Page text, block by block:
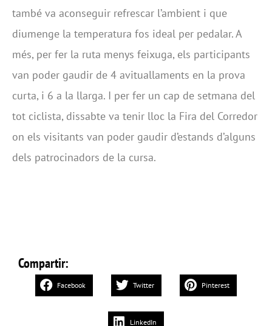
també va aconseguir refrescar l’ambient i que
diumenge la temperatura fos ideal per pedalar. A
més, per fer la ruta menys feixuga, els participants
van poder gaudir de 4 avituallaments en la prova
curta, i 6 a la llarga. I per fer un cap de setmana del
tot ciclista, dissabte va tenir lloc la Fira del Corredor
on els visitants van poder gaudir d’estands d’alguns
dels patrocinadors de la cursa.
Compartir:
Facebook Twitter Pinterest
LinkedIn